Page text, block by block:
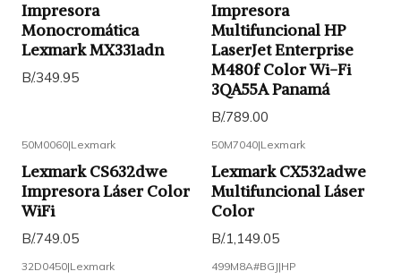
Impresora
Monocromática
Lexmark MX331adn
B/.349.95
Impresora
Multifuncional HP
LaserJet Enterprise
M480f Color Wi-Fi
3QA55A Panamá
B/.789.00
50M0060|Lexmark
Lexmark CS632dwe
Impresora Láser Color
WiFi
B/.749.05
50M7040|Lexmark
Lexmark CX532adwe
Multifuncional Láser
Color
B/.1,149.05
32D0450|Lexmark 499M8A#BGJ|HP